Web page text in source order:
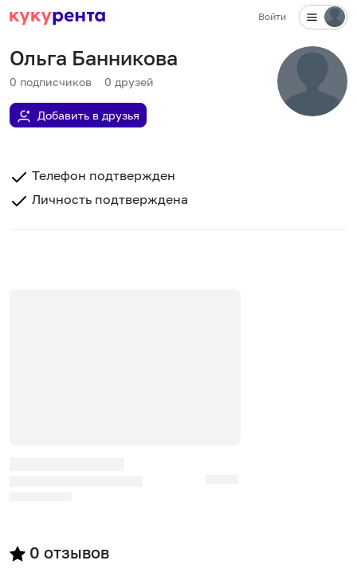
Войти
Ольга Банникова
0 подписчиков 0 друзей
Добавить в друзья
Телефон подтвержден
Личность подтверждена
0 отзывов